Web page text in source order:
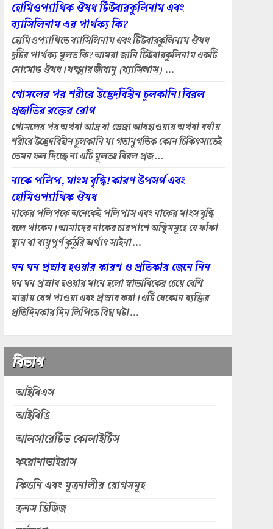
হোমিওপ্যাথিক ঔষধ টিউবারকুলিনাম এবং
ব্যাসিলিনাম এর পার্থক্য কি?
হোমিওপ্যাথিতে ব্যাসিলিনাম এবং টিউবারকুলিনাম ঔষধ
দুটির পার্থক্য মূলত কি? আমরা জানি টিউবারকুলিনাম একটি
নোসোড ঔষধ। যক্ষ্মার জীবানু (ব্যাসিলাস) ...
গোসলের পর শরীরে উদ্ভেদবিহীন চুলকানি! বিরল
প্রজাতির রক্তের রোগ
গোসলের পর অথবা আদ্র বা ভেজা আবহাওয়ায় অথবা বর্ষায়
শরীরে উদ্ভেদবিহীন চুলকানি যা গতানুগতিক কোন চিকিৎসাতেই
তেমন ফল দিচ্ছে না এটি মূলতঃ বিরল প্রজ...
নাকে পলিপ, মাংস বৃদ্ধি! কারণ উপসর্গ এবং
হোমিওপ্যাথিক ঔষধ
নাকের পলিপকে অনেকেই পলিপাস এবং নাকের মাংস বৃদ্ধি
বলে থাকেন। আমাদের নাকের চারপাশে অস্থিসমূহে যে ফাঁকা
স্থান বা বায়ুপূর্ণ কুঠুরি অর্থাৎ সাইনা...
ঘন ঘন প্রস্রাব হওয়ার কারণ ও প্রতিকার জেনে নিন
ঘন ঘন প্রস্রাব হওয়ার মানে হলো স্বাভাবিকের চেয়ে বেশি
মাত্রায় বেগ পাওয়া এবং প্রস্রাব করা। এটি যেকোন ব্যক্তির
প্রতিদিনকার দিন লিপিতে বিঘ্ন ঘটা...
বিভাগ
আইবিএস
আইবিডি
আলসারেটিভ কোলাইটিস
করোনাভাইরাস
কিডনি এবং মূত্রনালীর রোগসমূহ
ক্রনস ডিজিজ